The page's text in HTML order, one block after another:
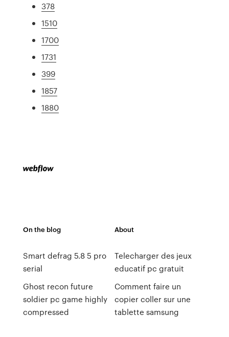
378
1510
1700
1731
399
1857
1880
On the blog
Smart defrag 5.8 5 pro
serial
Ghost recon future
soldier pc game highly
compressed
About
Telecharger des jeux
educatif pc gratuit
Comment faire un
copier coller sur une
tablette samsung